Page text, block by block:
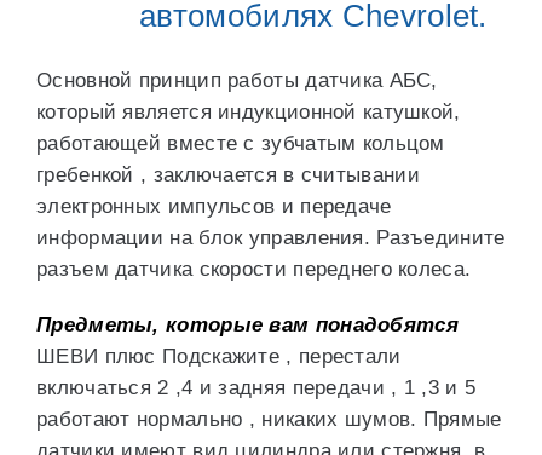
автомобилях Chevrolet.
Основной принцип работы датчика АБС,
который является индукционной катушкой,
работающей вместе с зубчатым кольцом
гребенкой , заключается в считывании
электронных импульсов и передаче
информации на блок управления. Разъедините
разъем датчика скорости переднего колеса.
Предметы, которые вам понадобятся
ШЕВИ плюс Подскажите , перестали
включаться 2 ,4 и задняя передачи , 1 ,3 и 5
работают нормально , никаких шумов. Прямые